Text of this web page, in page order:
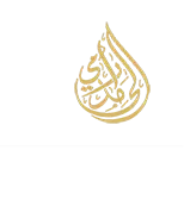
تخطى
إلى
المحتوى